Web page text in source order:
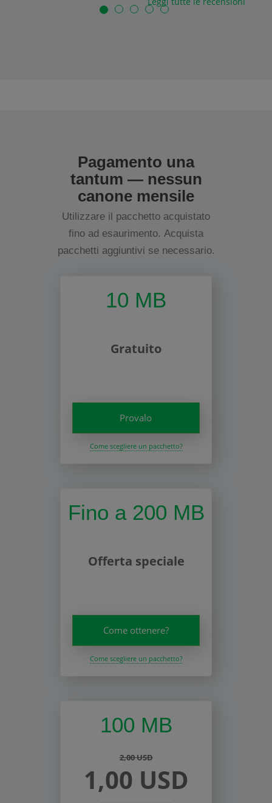
Pagamento una
tantum — nessun
canone mensile
Utilizzare il pacchetto acquistato
fino ad esaurimento. Acquista
pacchetti aggiuntivi se necessario.
10 MB
Gratuito
Provalo
Come scegliere un pacchetto?
Fino a 200 MB
Offerta speciale
Come ottenere?
Come scegliere un pacchetto?
100 MB
2,00 USD
1,00 USD